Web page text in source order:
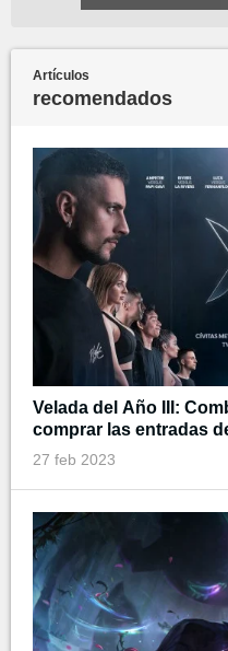
Artículos
recomendados
Velada del Año III:
comprar las entradas
27 feb 2023